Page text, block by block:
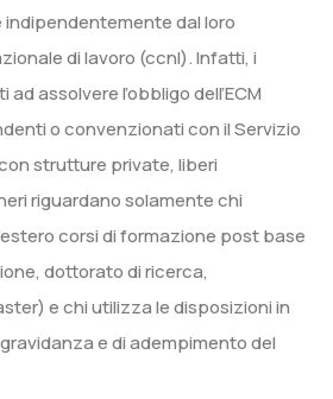
dal loro
di lavoro (ccnl). Infatti, i
assolvere l’obbligo dell’ECM
o convenzionati con il Servizio
strutture private, liberi
riguardano solamente chi
corsi di formazione post base
dottorato di ricerca,
e chi utilizza le disposizioni in
e di adempimento del